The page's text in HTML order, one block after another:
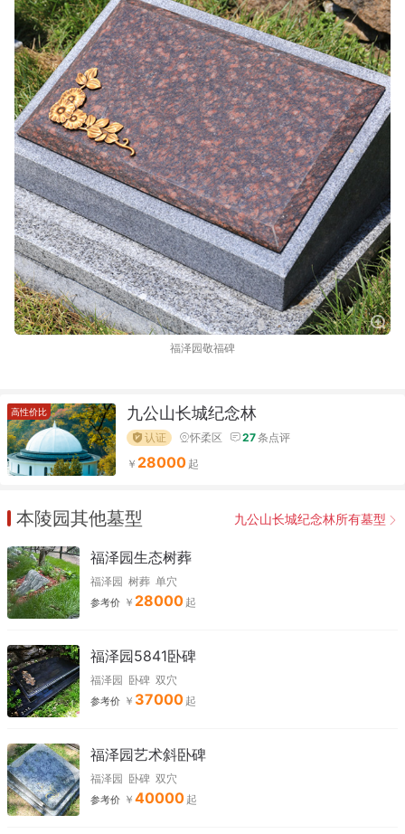
福泽园敬福碑
九公山长城纪念林
认证 怀柔区 27条点评
28000
高性价比
本陵园其他墓型 九公山长城纪念林所有墓型
福泽园生态树葬
福泽园 树葬 单穴
参考价 28000
福泽园5841卧碑
福泽园 卧碑 双穴
参考价 37000
福泽园艺术斜卧碑
福泽园 卧碑 双穴
参考价 40000